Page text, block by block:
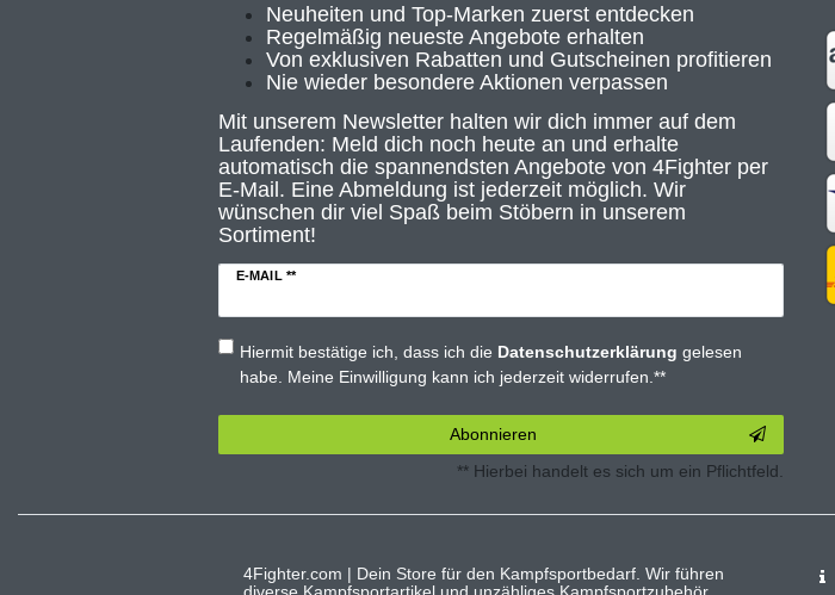
Neuheiten und Top-Marken zuerst entdecken
Regelmäßig neueste Angebote erhalten
Von exklusiven Rabatten und Gutscheinen profitieren
Nie wieder besondere Aktionen verpassen
Mit unserem Newsletter halten wir dich immer auf dem
Laufenden: Meld dich noch heute an und erhalte
automatisch die spannendsten Angebote von 4Fighter per
E-Mail. Eine Abmeldung ist jederzeit möglich. Wir
wünschen dir viel Spaß beim Stöbern in unserem
Sortiment!
E-MAIL **
Hiermit bestätige ich, dass ich die Daten­schutz­erklärung gelesen
habe. Meine Einwilligung kann ich jederzeit widerrufen.**
Abonnieren
** Hierbei handelt es sich um ein Pflichtfeld.
4Fighter.com | Dein Store für den Kampfsportbedarf. Wir führen